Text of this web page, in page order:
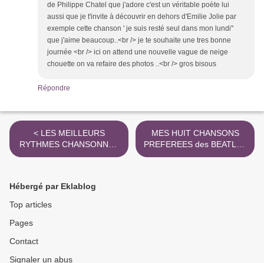
de Philippe Chatel que j'adore c'est un véritable poète lui
aussi que je t'invite à découvrir en dehors d'Emilie Jolie par
exemple cette chanson ' je suis resté seul dans mon lundi''
que j'aime beaucoup..<br /> je te souhaite une tres bonne
journée <br /> ici on attend une nouvelle vague de neige
chouette on va refaire des photos ..<br /> gros bisous
Répondre
< LES MEILLEURS
RYTHMES CHANSONNES
D'UN NOUVEL AN avec UN
MES HUIT CHANSONS
PREFEREES des BEATLES
>
Hébergé par Eklablog
Top articles
Pages
Contact
Signaler un abus